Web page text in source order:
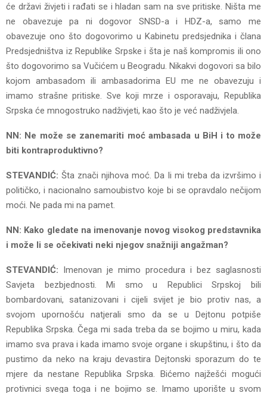
će državi živjeti i rađati se i hladan sam na sve pritiske. Ništa me
ne obavezuje pa ni dogovor SNSD-a i HDZ-a, samo me
obavezuje ono što dogovorimo u Kabinetu predsjednika i člana
Predsjedništva iz Republike Srpske i šta je naš kompromis ili ono
što dogovorimo sa Vučićem u Beogradu. Nikakvi dogovori sa bilo
kojom ambasadom ili ambasadorima EU me ne obavezuju i
imamo strašne pritiske. Sve koji mrze i osporavaju, Republika
Srpska će mnogostruko nadživjeti, kao što je već nadživjela.
NN: Ne može se zanemariti moć ambasada u BiH i to može
biti kontraproduktivno?
STEVANDIĆ: Šta znači njihova moć. Da li mi treba da izvršimo i
političko, i nacionalno samoubistvo koje bi se opravdalo nečijom
moći. Ne pada mi na pamet.
NN: Kako gledate na imenovanje novog visokog predstavnika
i može li se očekivati neki njegov snažniji angažman?
STEVANDIĆ: Imenovan je mimo procedura i bez saglasnosti
Savjeta bezbjednosti. Mi smo u Republici Srpskoj bili
bombardovani, satanizovani i cijeli svijet je bio protiv nas, a
svojom upornošću natjerali smo da se u Dejtonu potpiše
Republika Srpska. Čega mi sada treba da se bojimo u miru, kada
imamo sva prava i kada imamo svoje organe i skupštinu, i što da
pustimo da neko na kraju devastira Dejtonski sporazum do te
mjere da nestane Republika Srpska. Bićemo najžešći mogući
protivnici svega toga i ne bojimo se. Imamo uporište u svom